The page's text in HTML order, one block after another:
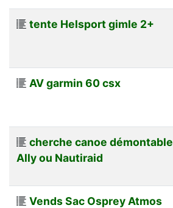
tente Helsport gimle 2+
AV garmin 60 csx
cherche canoe démontable
Ally ou Nautiraid
Vends Sac Osprey Atmos